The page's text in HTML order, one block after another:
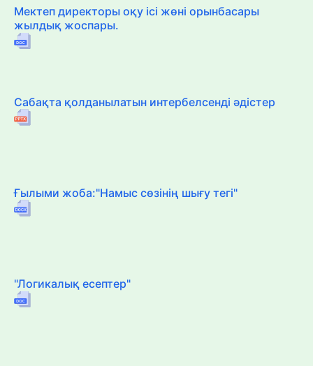
Мектеп директоры оқу ісі жөні орынбасары
жылдық жоспары.
Сабақта қолданылатын интербелсенді әдістер
Ғылыми жоба:"Намыс сөзінің шығу тегі"
"Логикалық есептер"